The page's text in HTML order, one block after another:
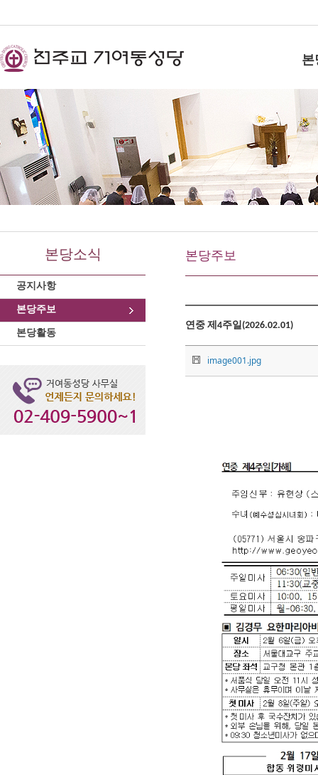
본
본당소식
공지사항
본당주보
본당활동
본당주보
연중 제4주일(2026.02.01)
image001.jpg